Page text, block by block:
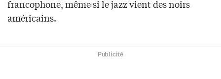
francophone, même si le jazz vient des noirs
américains.
Publicité